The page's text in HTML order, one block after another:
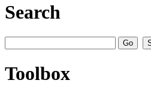
Search
Toolbox